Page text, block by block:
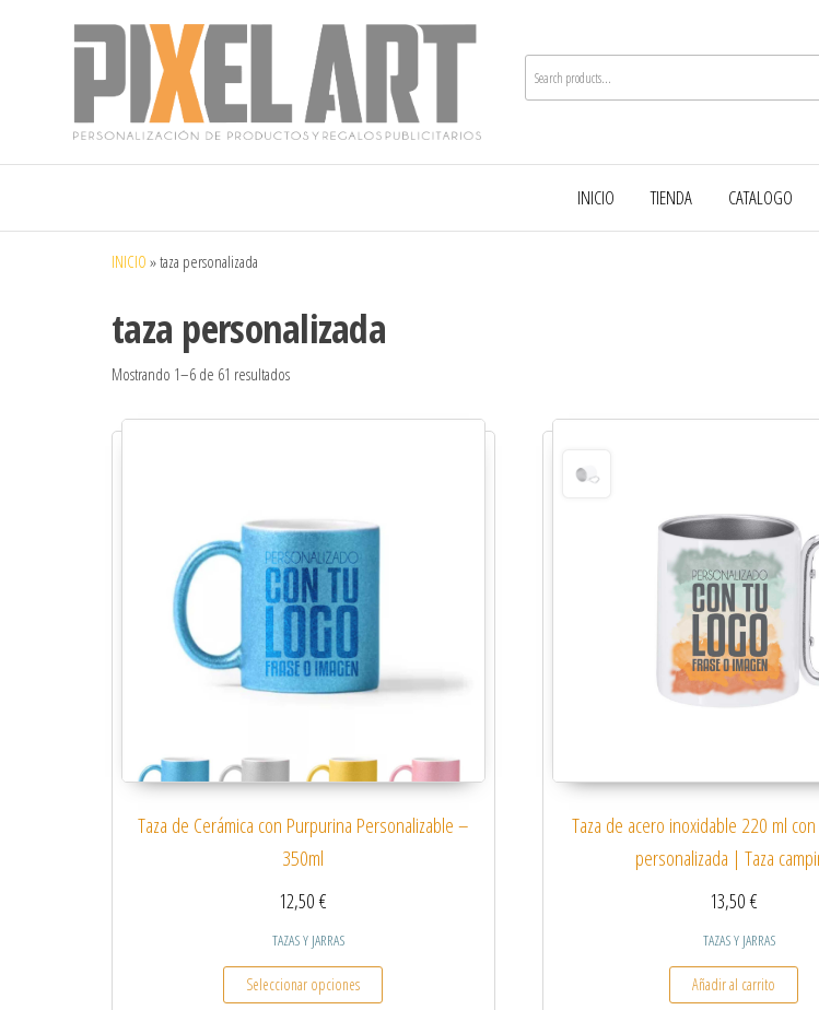
Pixelart
en móstoles
INICIO TIENDA CATALOGO
INICIO »taza personalizada
taza personalizada
Mostrando 1–6 de 61 resultados
Taza de Cerámica con Purpurina Personalizable –
350ml
12,50€
TAZAS Y JARRAS
Seleccionar opciones
Este producto tiene múltiples variantes. Las opciones se pueden elegir en la
Taza de acero inoxidable 220 ml
personalizada | Taza
13,50€
TAZAS Y JARRAS
Añadir al carrito